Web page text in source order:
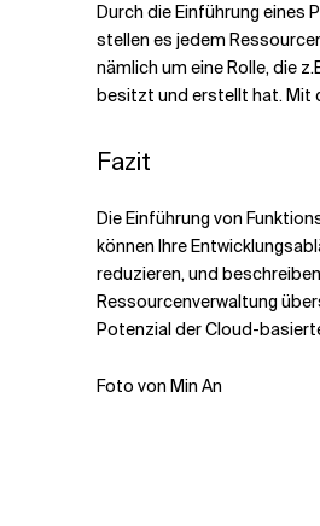
Durch die Einführung eines
stellen es jedem
nämlich um eine Rolle, die
besitzt und erstellt hat. Mit
Fazit
Die Einführung von
können Ihre
reduzieren, und
Ressourcenverwaltung
Potenzial der Cloud-
Foto von Min An